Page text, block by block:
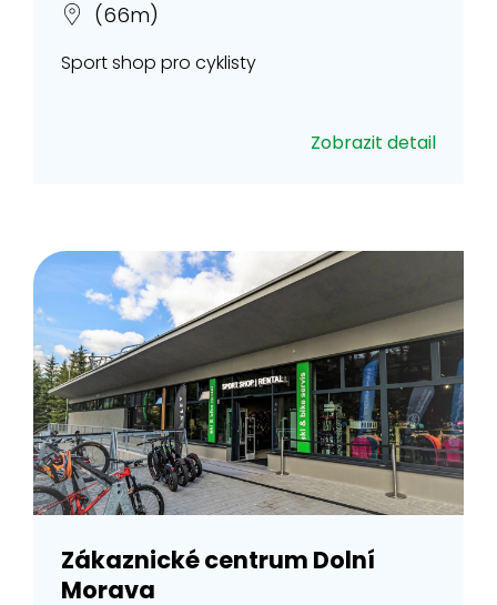
(66m)
Sport shop pro cyklisty
Zobrazit detail
Zákaznické centrum Dolní
Morava